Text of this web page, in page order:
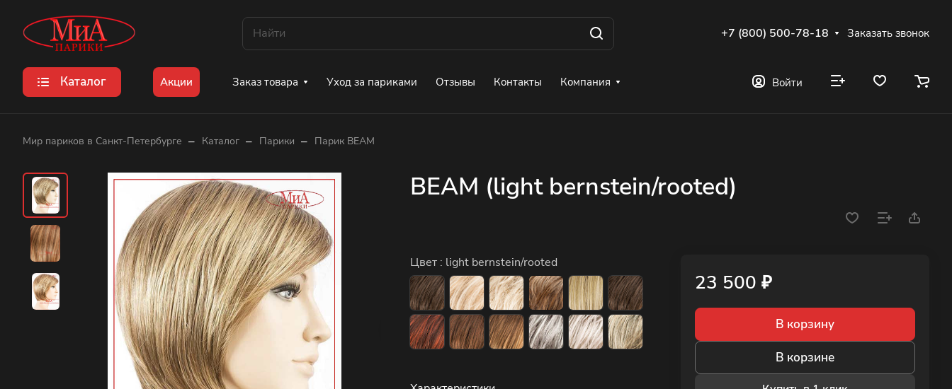
+7 (800) 500-78-18 Заказать звонок
Каталог Акции Заказ товара Уход за париками Отзывы Контакты Компания Войти
Мир париков в Санкт-Петербурге – Каталог – Парики – Парик BEAM
BEAM (light bernstein/rooted)
Цвет : light bernstein/rooted
23 500 ₽
В корзину
В корзине